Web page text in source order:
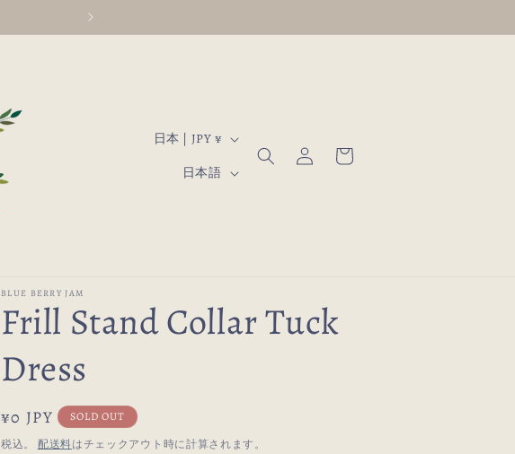
国
日本 | JPY ¥
言
日本語
グ
イ
ー
BLUE BERRY JAM
Frill Stand Collar Tuck
Dress
通
常
¥0 JPY
SOLD OUT
税込。 配送料はチェックアウト時に計算されます。